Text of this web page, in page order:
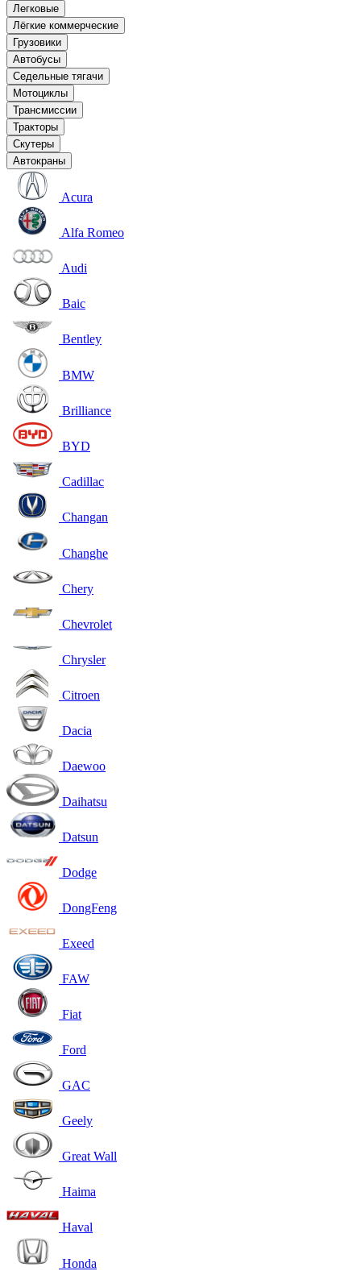
Легковые
Лёгкие коммерческие
Грузовики
Автобусы
Седельные тягачи
Мотоциклы
Трансмиссии
Тракторы
Скутеры
Автокраны
Acura
Alfa Romeo
Audi
Baic
Bentley
BMW
Brilliance
BYD
Cadillac
Changan
Changhe
Chery
Chevrolet
Chrysler
Citroen
Dacia
Daewoo
Daihatsu
Datsun
Dodge
DongFeng
Exeed
FAW
Fiat
Ford
GAC
Geely
Great Wall
Haima
Haval
Honda